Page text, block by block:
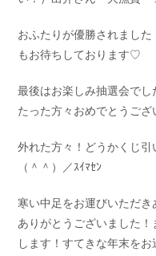
おふたりが優勝されまし
もお待ちしております♡
最後はお楽しみ抽選会で
たった方々おめでとうござ
外れた方々！どうかくじ
（＾＾）／ｽｲﾏｾﾝ
寒い中足をお運びいただ
ありがとうございました
します！すてきな年末